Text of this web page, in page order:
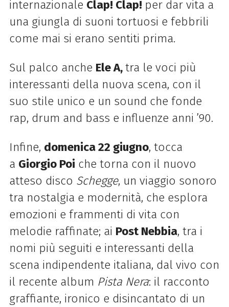
internazionale Clap! Clap! per dar vita a
una giungla di suoni tortuosi e febbrili
come mai si erano sentiti prima.
Sul palco anche Ele A,tra le voci più
interessanti della nuova scena, con il
suo stile unico e un sound che fonde
rap, drum and bass e influenze anni ’90.
Infine, domenica 22 giugno, tocca
a Giorgio Poi che torna con il nuovo
atteso disco Schegge, un viaggio sonoro
tra nostalgia e modernità, che esplora
emozioni e frammenti di vita con
melodie raffinate; ai Post Nebbia, tra i
nomi più seguiti e interessanti della
scena indipendente italiana, dal vivo con
il recente album Pista Nera: il racconto
graffiante, ironico e disincantato di un